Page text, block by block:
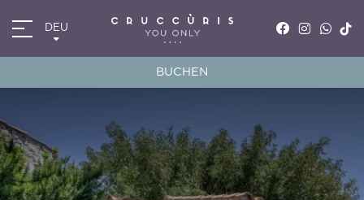
DEU
ITA
ENG
BUCHEN
Anreise
09AUG 2026
Abreise*